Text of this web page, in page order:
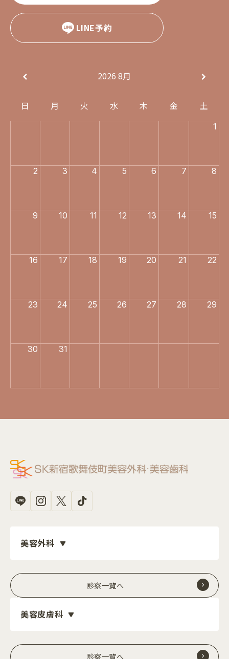
LINE予約
2026 8月
日 月 火 水 木 金 土
1
2 3 4 5 6 7 8
9 10 11 12 13 14 15
16 17 18 19 20 21 22
23 24 25 26 27 28 29
30 31
美容外科
診察一覧へ
美容皮膚科
診察一覧へ